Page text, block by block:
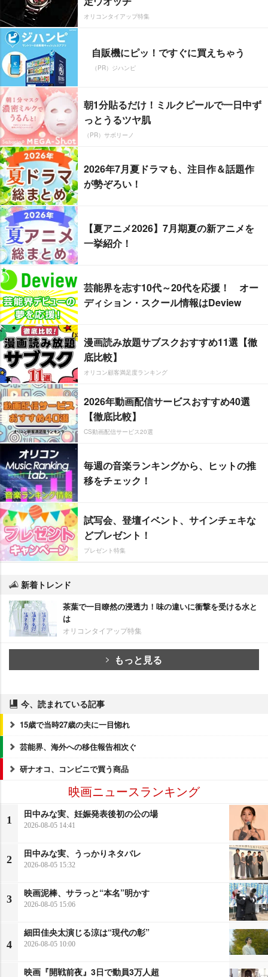
オリコンタイアップ特集
自販機にピッ！ですぐに買えちゃう
（PR）ジハンピ
朝1分貼るだけ！ミルクピールで一日中ず
っとうるツヤ肌
（PR）サボリーノ
2026年7月夏ドラマも、注目作＆話題作
が勢ぞろい！
【夏アニメ2026】7月期夏の新アニメを
一挙紹介！
芸能界を志す10代～20代を応援！ オー
ディション・スクール情報はDeview
漫画読み放題サブスクおすすめ11選【徹
底比較】
オリコン顧客満足度ランキング
2026年動画配信サービスおすすめ40選
【徹底比較】
CS動画配信サービス20選
毎週の音楽ランキングから、ヒットの推
移をチェック！
試写会、登壇イベント、サインチェキな
どプレゼント！
プレゼント特集
新着トレンド
茶葉で一目瞭然の浸透力！味の違いに衝撃を受ける水と
は
オリコンタイアップ特集
もっと見る
今、読まれている記事
15歳で当時27歳の夫に一目惚れ
芸能界、海外への移住報告相次ぐ
研ナオコ、コンビニで買う商品
映画ニュースランキング
1
田中みな実、妊娠発表後初の公の場
2026-08-05 14:41
2
田中みな実、うっかりネタバレ
2026-08-05 15:32
3
映画泥棒、サラっと“本名”明かす
2026-08-05 15:06
4
細田佳央太演じる涼は“現代の彰”
2026-08-05 10:00
映画『開戦前夜』3日で動員3万人超